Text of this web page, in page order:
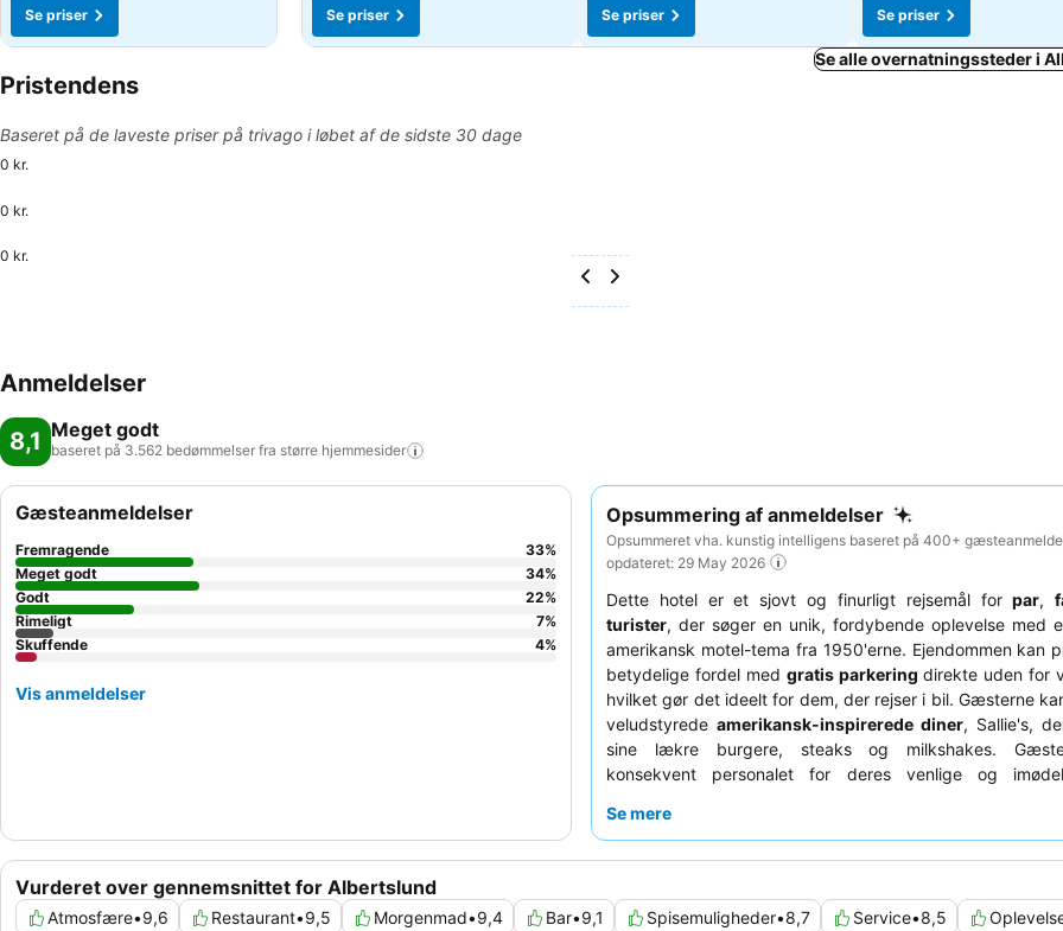
Se priser
Se priser
Se priser
Se priser
Se alle overnatningssteder i
Pristendens
Baseret på de laveste priser på trivago i løbet af de sidste 30 dage
0 kr.
0 kr.
0 kr.
Anmeldelser
8,1 Meget godt
baseret på 3.562 bedømmelser fra større hjemmesider
Opsummering af anmeldelser
Opsummeret vha. kunstig intelligens baseret på 400+
opdateret: 29 May 2026
Dette hotel er et sjovt og finurligt rejsemål forpar,
turister, der søger en unik, fordybende oplevelse med
amerikansk motel-tema fra 1950'erne. Ejendommen kan
betydelige fordel med gratis parkering direkte uden for
hvilket gør det ideelt for dem, der rejser i bil. Gæsterne
veludstyrede amerikansk-inspirerede diner, Sallie's,
sine lækre burgere, steaks og milkshakes.
konsekvent personalet for deres venlige og
og rigelig. For den mest autentiske oplevelse kan du
Se mere
Vurderet over gennemsnittet for Albertslund
Atmosfære•9,6 Restaurant•9,5 Morgenmad•9,4 Bar•9,1 Spisemuligheder•8,7 Service•8,5
Gæsteanmeldelser
Fremragende 33%
Meget godt
34%
Godt
22%
Rimeligt
7%
Skuffende
4%
Vis anmeldelser